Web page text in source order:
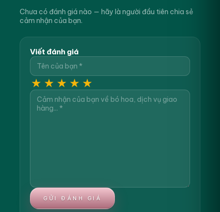
Chưa có đánh giá nào — hãy là người đầu tiên chia sẻ
cảm nhận của bạn.
Viết đánh giá
★ ★ ★ ★ ★
GỬI ĐÁNH GIÁ